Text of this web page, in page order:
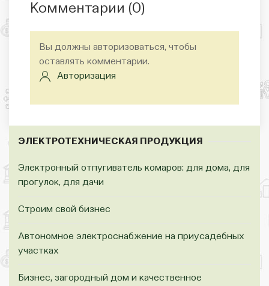
Комментарии (0)
Вы должны авторизоваться, чтобы
оставлять комментарии.
Авторизация
ЭЛЕКТРОТЕХНИЧЕСКАЯ ПРОДУКЦИЯ
Электронный отпугиватель комаров: для дома, для
прогулок, для дачи
Строим свой бизнес
Автономное электроснабжение на приусадебных
участках
Бизнес, загородный дом и качественное